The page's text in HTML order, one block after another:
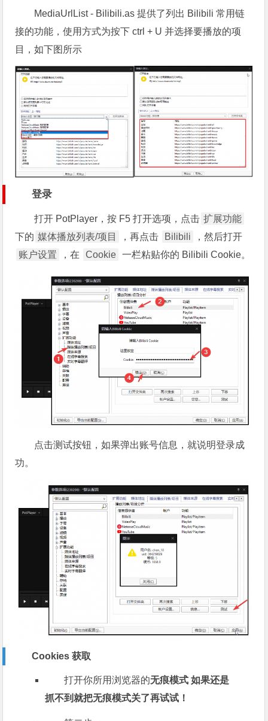
MediaUrlList - Bilibili.as 提供了列出 Bilibili 常用链
接的功能，使用方式为按下 ctrl + U 并选择要播放的项
目，如下图所示
登录
打开 PotPlayer，按 F5 打开选项，点击 扩展功能
下的 媒体播放列表/项目 ，再点击 Bilibili
，然后打开
账户设置
，在 Cookie 一栏粘贴你的 Bilibili Cookie。
点击测试按钮，如果弹出账号信息，就说明登录成
功。
Cookies 获取
打开你所用浏览器的无痕模式 如果还是
抓不到就把无痕模式关了再试试！